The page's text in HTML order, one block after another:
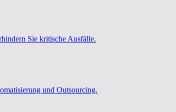
Sie kritische Ausfälle.
und Outsourcing.